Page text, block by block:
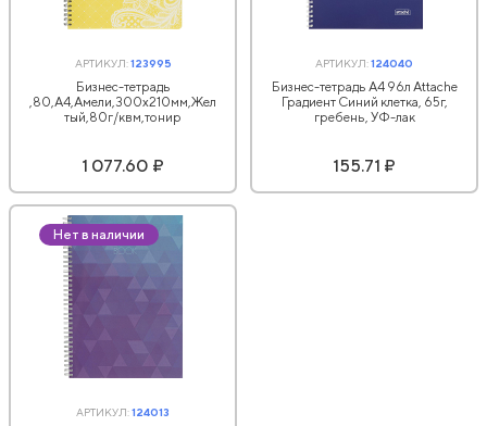
АРТИКУЛ:123995
Бизнес-тетрадь
,80,А4,Амели,300х210мм,Жел
тый,80г/квм,тонир
1 077.60 ₽
АРТИКУЛ:124040
Бизнес-тетрадь А4 96л Attache
Градиент Синий клетка, 65г,
гребень, УФ-лак
155.71 ₽
Нет в наличии
АРТИКУЛ:124013